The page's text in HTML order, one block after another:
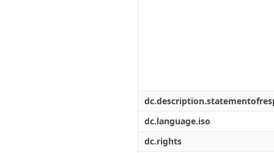
dc.language.iso
dc.rights